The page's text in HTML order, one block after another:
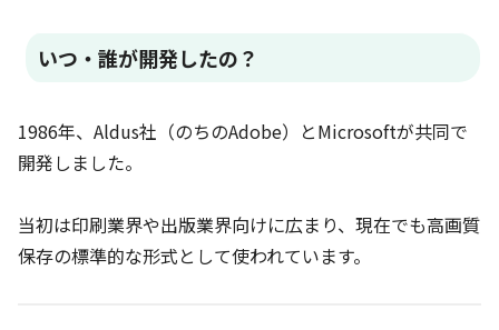
いつ・誰が開発したの？
1986年、Aldus社（のちのAdobe）とMicrosoftが共同で
開発しました。
当初は印刷業界や出版業界向けに広まり、現在でも高画質
保存の標準的な形式として使われています。